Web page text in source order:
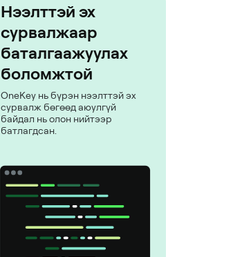
Нээлттэй эх
сурвалжаар
баталгаажуулах
боломжтой
OneKey нь бүрэн нээлттэй эх
сурвалж бөгөөд аюулгүй
байдал нь олон нийтээр
батлагдсан.